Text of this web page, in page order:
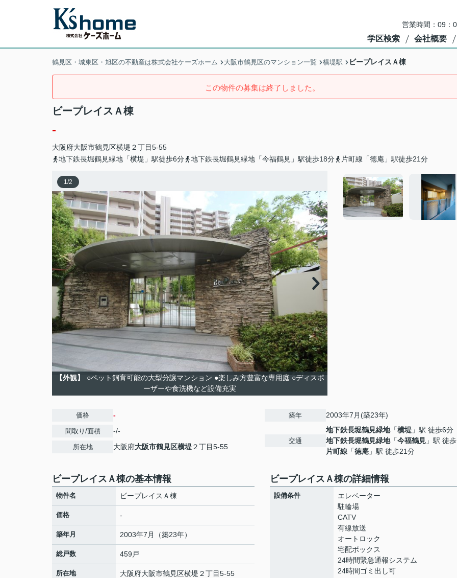
営業時間：09：
学区検索 会社概要
鶴見区・城東区・旭区の不動産は株式会社ケーズホーム 大阪市鶴見区のマンション一覧 横堤駅 ビープレイスＡ棟
この物件の募集は終了しました。
ビープレイスＡ棟
-
大阪府大阪市鶴見区横堤 ２丁目5-55
地下鉄長堀鶴見緑地「横堤」駅徒歩6分
地下鉄長堀鶴見緑地「今福鶴見」駅徒歩18分 片町線「徳庵」駅徒歩21分
1/2
【外観】
○ペット飼育可能の大型分譲マンション ●楽しみ方豊富な専用庭 ○ディスポ
ーザーや食洗機など設備充実
価格 -
間取り/面積 -/-
所在地 大阪府大阪市鶴見区横堤２丁目5-55
築年 2003年7月(築23年)
交通
地下鉄長堀鶴見緑地「横堤 」駅 徒歩6分
地下鉄長堀鶴見緑地「今福鶴見 」駅 徒
片町線 「徳庵 」駅 徒歩21分
ビープレイスＡ棟の基本情報
物件名 ビープレイスＡ棟
価格 -
築年月 2003年7月（築23年）
総戸数 459戸
所在地 大阪府大阪市鶴見区横堤 ２丁目5-55
ビープレイスＡ棟の詳細情報
設備条件
エレベーター
駐輪場
CATV
有線放送
オートロック
宅配ボックス
24時間緊急通報システム
24時間ゴミ出し可